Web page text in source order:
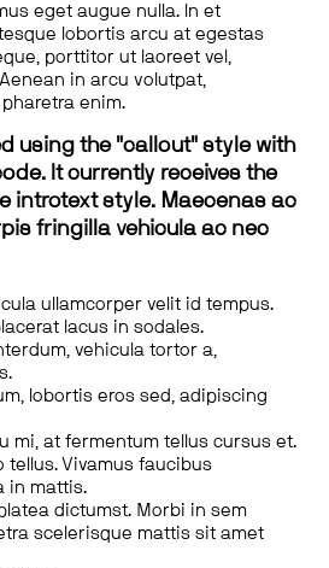
eget augue nulla. In et
lobortis arcu at egestas
porttitor ut laoreet vel,
in arcu volutpat,
enim.
using the "callout" style with
It currently receives the
introtext style. Maecenas ac
fringilla vehicula ac nec
ullamcorper velit id tempus.
lacus in sodales.
vehicula tortor a,
lobortis eros sed, adipiscing
mi, at fermentum tellus cursus et.
tellus. Vivamus faucibus
in mattis.
dictumst. Morbi in sem
scelerisque mattis sit amet